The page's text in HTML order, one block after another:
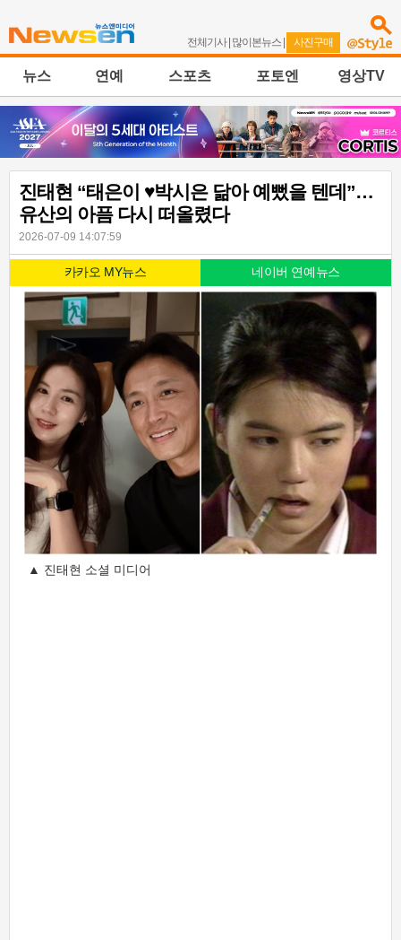
전체기사| 많이본뉴스 | 사진구매
뉴스 연예 스포츠 포토엔 영상TV
진태현 “태은이 ♥박시은 닮아 예뻤을 텐데”…
유산의 아픔 다시 떠올렸다
2026-07-09 14:07:59
카카오 MY뉴스 네이버 연예뉴스
▲ 진태현 소셜 미디어